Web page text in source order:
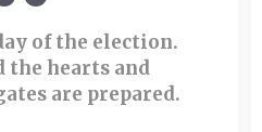
of the election.
the hearts and
are prepared.